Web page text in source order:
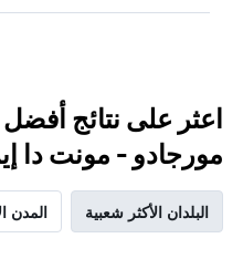
اعثر على نتائج
مورجادو - مونت دا
البلدان الأكثر شعبية المدن